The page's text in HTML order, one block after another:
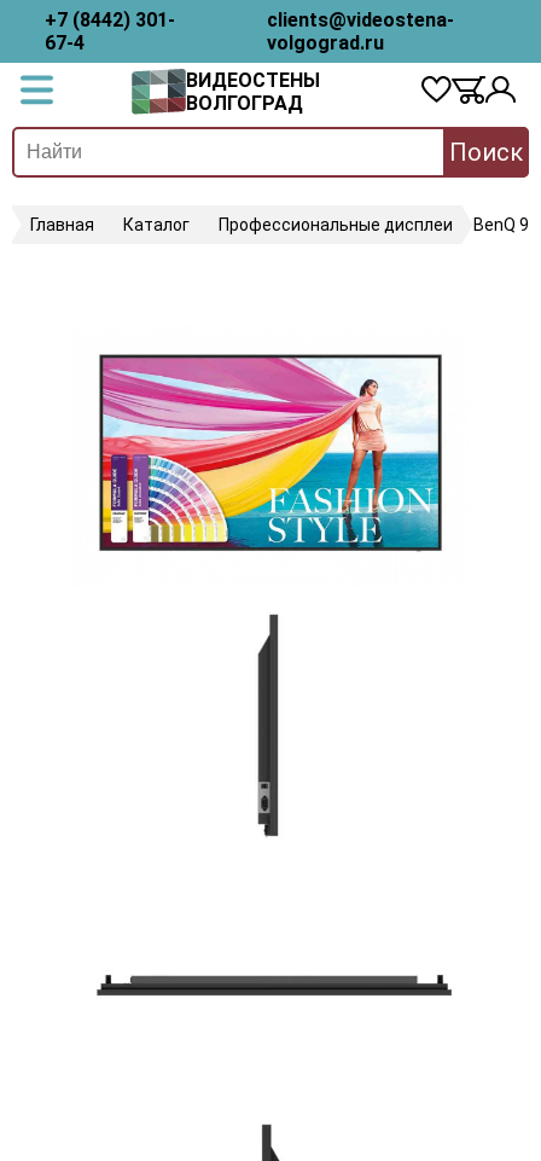
+7 (8442) 301-
67-4
clients@videostena-
volgograd.ru
ВИДЕОСТЕНЫ
ВОЛГОГРАД
Поиск
Главная Каталог Профессиональные дисплеи BenQ